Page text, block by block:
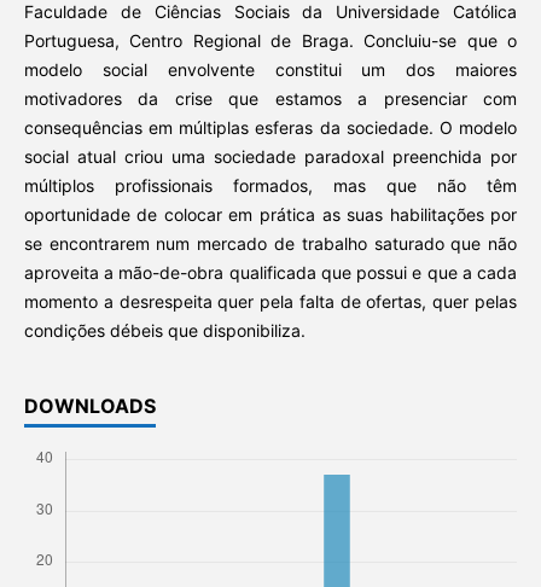
Faculdade de Ciências Sociais da Universidade Católica
Portuguesa, Centro Regional de Braga. Concluiu-se que o
modelo social envolvente constitui um dos maiores
motivadores da crise que estamos a presenciar com
consequências em múltiplas esferas da sociedade. O modelo
social atual criou uma sociedade paradoxal preenchida por
múltiplos profissionais formados, mas que não têm
oportunidade de colocar em prática as suas habilitações por
se encontrarem num mercado de trabalho saturado que não
aproveita a mão-de-obra qualificada que possui e que a cada
momento a desrespeita quer pela falta de ofertas, quer pelas
condições débeis que disponibiliza.
DOWNLOADS